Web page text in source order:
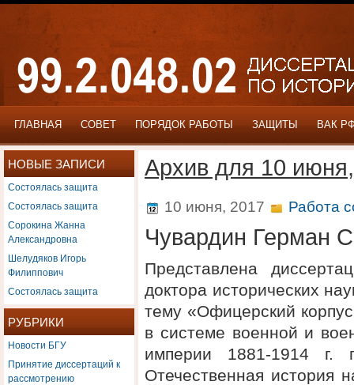
ГЛАВНАЯ СОВЕТ ПОРЯДОК РАБОТЫ ЗАЩИТЫ ВАК
НОВЫЕ ЗАПИСИ
Состоялась защита
Состоялась защита
Сорокина Жанна
Александровна
Шелудяков Игорь
Филиппович
Состоялась защита
РУБРИКИ
Новости БГУ
Принятие диссертаций к
рассмотрению
Архив для 10
10 июня, 2017 Работа
Чувардин Герман
Представлена
доктора исторических
тему «Офицерский
в системе военной и
империи 1881-1914 г.
Отечественная история